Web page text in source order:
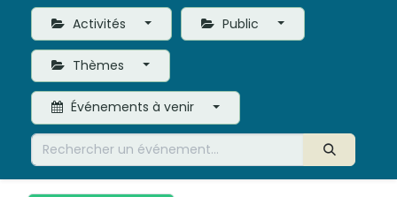
Activités Public
Thèmes
Événements à venir